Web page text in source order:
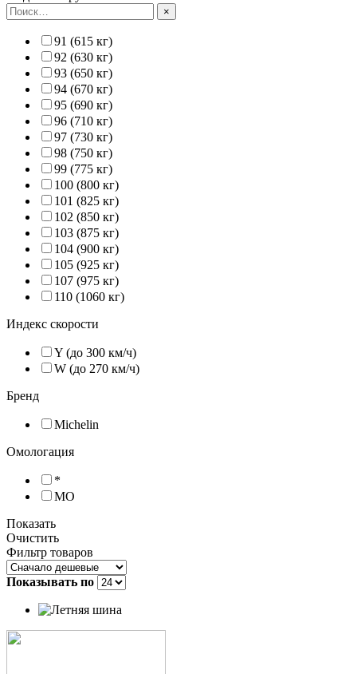
×
91 (615 кг)
92 (630 кг)
93 (650 кг)
94 (670 кг)
95 (690 кг)
96 (710 кг)
97 (730 кг)
98 (750 кг)
99 (775 кг)
100 (800 кг)
101 (825 кг)
102 (850 кг)
103 (875 кг)
104 (900 кг)
105 (925 кг)
107 (975 кг)
110 (1060 кг)
Индекс скорости
Y (до 300 км/ч)
W (до 270 км/ч)
Бренд
Michelin
Омологация
*
MO
Показать
Очистить
Фильтр товаров
Показывать по